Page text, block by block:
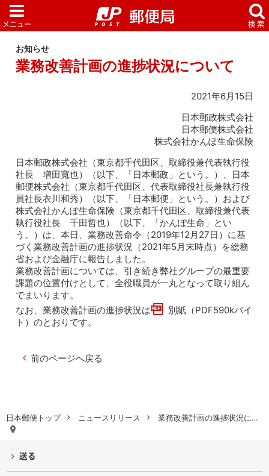
日本郵便トップ ニュースリリース 業務改善計画の進捗状況に…
お知らせ
業務改善計画の進捗状況について
2021年6月15日
日本郵政株式会社
日本郵便株式会社
株式会社かんぽ生命保険
日本郵政株式会社（東京都千代田区、取締役兼代表執行役
社長 増田寬也）（以下、「日本郵政」という。）、日本
郵便株式会社（東京都千代田区、代表取締役社長兼執行役
員社長衣川和秀）（以下、「日本郵便」という。）および
株式会社かんぽ生命保険（東京都千代田区、取締役兼代表
執行役社長 千田哲也）（以下、「かんぽ生命」とい
う。）は、本日、業務改善命令（2019年12月27日）に基
づく業務改善計画の進捗状況（2021年5月末時点）を総務
省および金融庁に報告しました。
業務改善計画については、引き続き弊社グループの最重要
課題の位置付けとして、全役職員が一丸となって取り組ん
でまいります。
なお、業務改善計画の進捗状況は
別紙（PDF590kバイ
ト）のとおりです。
前のページへ戻る
送る